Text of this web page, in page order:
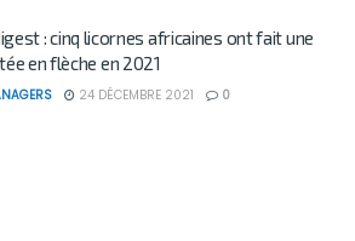
: cinq licornes africaines ont fait une
en flèche en 2021
24 DÉCEMBRE 2021 0